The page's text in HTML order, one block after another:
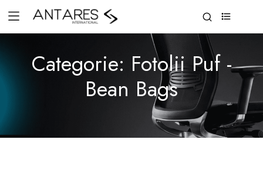
Categorie: Fotolii Puf -
Bean Bags